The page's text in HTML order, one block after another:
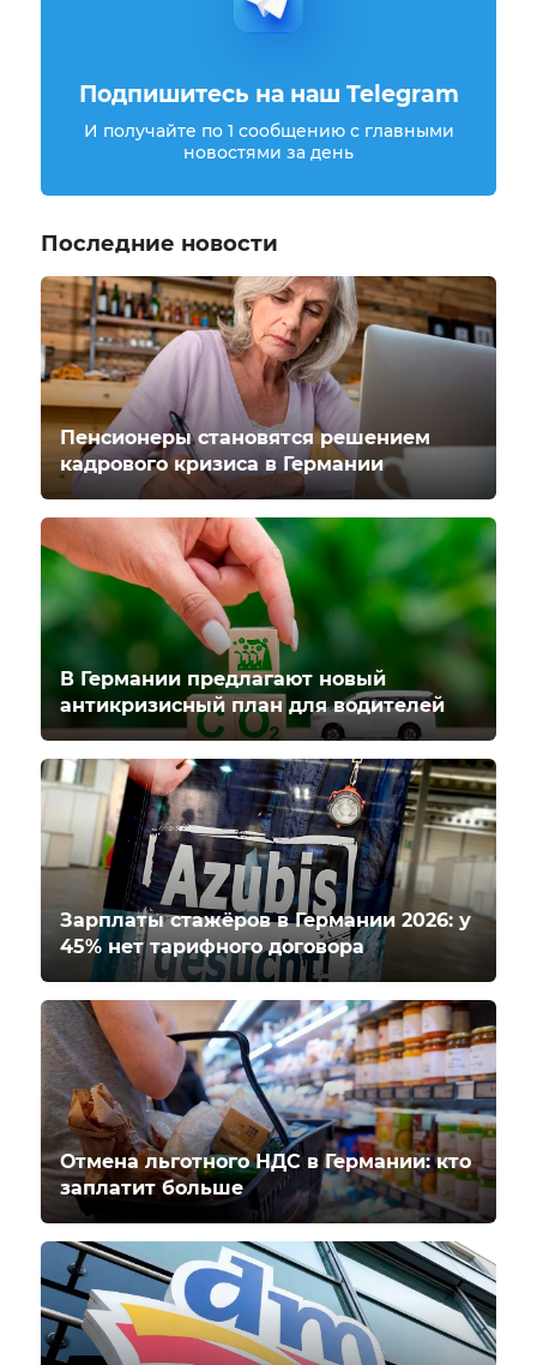
Подпишитесь на наш Telegram
И получайте по 1 сообщению с главными
новостями за день
Последние новости
Пенсионеры становятся решением
кадрового кризиса в Германии
В Германии предлагают новый
антикризисный план для водителей
Зарплаты стажёров в Германии 2026: у
45% нет тарифного договора
Отмена льготного НДС в Германии: кто
заплатит больше